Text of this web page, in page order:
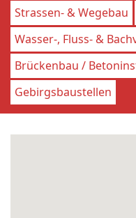
Strassen- & Wegebau
Wasser-, Fluss- &
Brückenbau /
Gebirgsbaustellen